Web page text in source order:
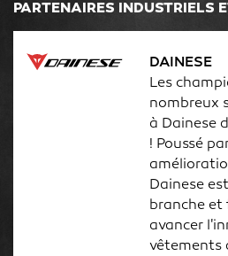
PARTENAIRES INDUSTRIELS
DAINESE
Les
nombreux
à Dainese
! Poussé
Dainese
branche
avancer
vêtements